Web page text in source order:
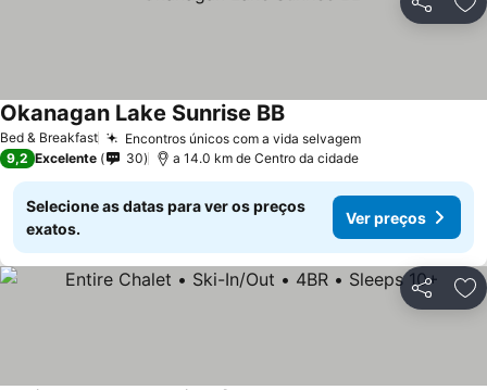
Partilhar
Bed & Breakfast Encontros únicos com a vida selvagemVer preços
Okanagan Lake Sunrise BBVer preços
9,2 Excelente 30 a 14.0 km de Centro da cidade
Selecione as datas para ver os preços
exatos.
Ver preços
Partilhar